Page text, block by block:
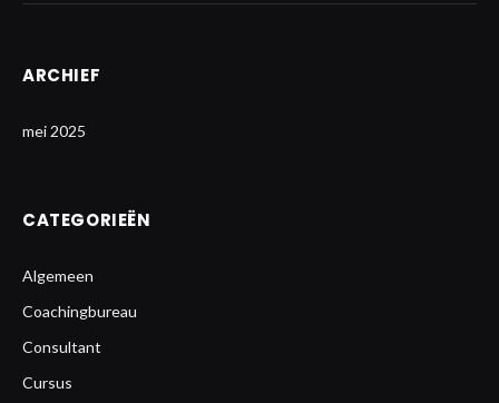
ARCHIEF
mei 2025
CATEGORIEËN
Algemeen
Coachingbureau
Consultant
Cursus